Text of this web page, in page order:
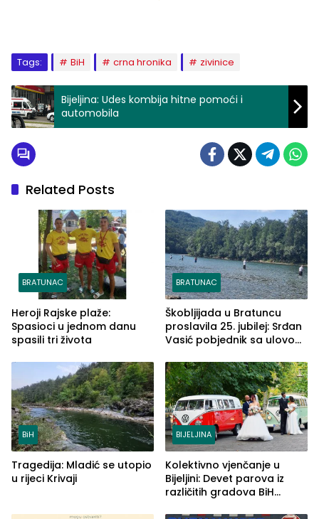
Tags: BiH crna hronika zivinice
Bijeljina: Udes kombija hitne pomoći i
automobila
Related Posts
BRATUNAC
Heroji Rajske plaže:
Spasioci u jednom danu
spasili tri života
BRATUNAC
Škobljijada u Bratuncu
proslavila 25. jubilej: Srđan
Vasić pobjednik sa ulovom
BiH
Tragedija: Mladić se utopio
u rijeci Krivaji
BIJELJINA
Kolektivno vjenčanje u
Bijeljini: Devet parova iz
različitih gradova BiH